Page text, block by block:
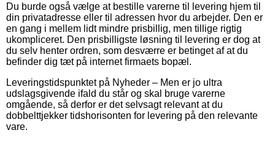
Du burde også vælge at bestille varerne til levering hjem til
din privatadresse eller til adressen hvor du arbejder. Den er
en gang i mellem lidt mindre prisbillig, men tillige rigtig
ukompliceret. Den prisbilligste løsning til levering er dog at
du selv henter ordren, som desværre er betinget af at du
befinder dig tæt på internet firmaets bopæl.
Leveringstidspunktet på Nyheder – Men er jo ultra
udslagsgivende ifald du står og skal bruge varerne
omgående, så derfor er det selvsagt relevant at du
dobbelttjekker tidshorisonten for levering på den relevante
vare.